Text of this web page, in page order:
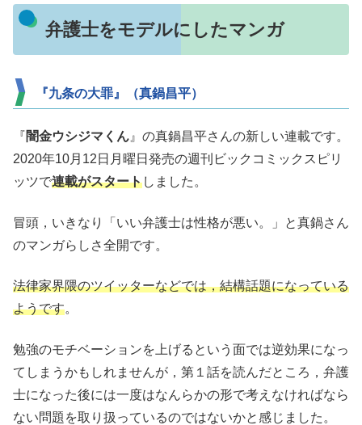
弁護士をモデルにしたマンガ
『九条の大罪』（真鍋昌平）
『 闇金ウシジマくん』の真鍋昌平さんの新しい連載です。
2020年10月12日月曜日発売の週刊ビックコミックスピリ
ッツで連載がスタートしました。
冒頭，いきなり「いい弁護士は性格が悪い。」と真鍋さん
のマンガらしさ全開です。
法律家界隈のツイッターなどでは，結構話題になっている
ようです。
勉強のモチベーションを上げるという面では逆効果になっ
てしまうかもしれませんが，第１話を読んだところ，弁護
士になった後には一度はなんらかの形で考えなければなら
ない問題を取り扱っているのではないかと感じました。